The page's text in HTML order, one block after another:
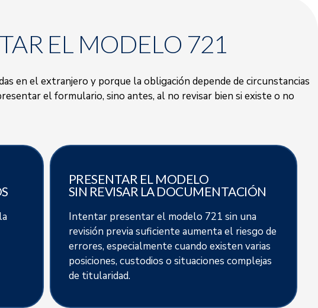
EL MODELO 721
en el extranjero y porque la obligación depende de circunstancias
el formulario, sino antes, al no revisar bien si existe o no
PRESENTAR EL MODELO
SIN REVISAR LA DOCUMENTACIÓN
Intentar presentar el modelo 721 sin una
revisión previa suficiente aumenta el riesgo de
errores, especialmente cuando existen varias
posiciones, custodios o situaciones complejas
de titularidad.